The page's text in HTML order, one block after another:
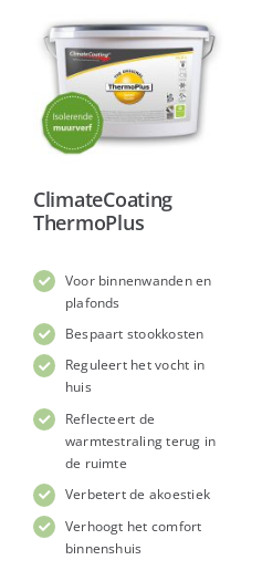
ClimateCoating
ThermoPlus
Voor binnenwanden en
plafonds
Bespaart stookkosten
Reguleert het vocht in
huis
Reflecteert de
warmtestraling terug in
de ruimte
Verbetert de akoestiek
Verhoogt het comfort
binnenshuis